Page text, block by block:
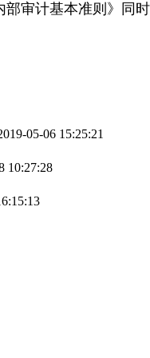
审计基本准则》同
05-06 15:25:21
10:27:28